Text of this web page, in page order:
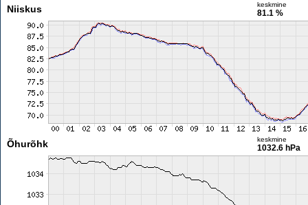
Niiskus keskmine
81.1 %
Õhurõhk keskmine
1032.6 hPa